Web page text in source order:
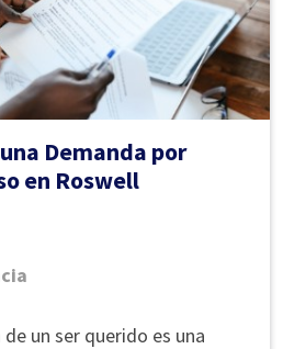
Demanda por
en Roswell
un ser querido es una